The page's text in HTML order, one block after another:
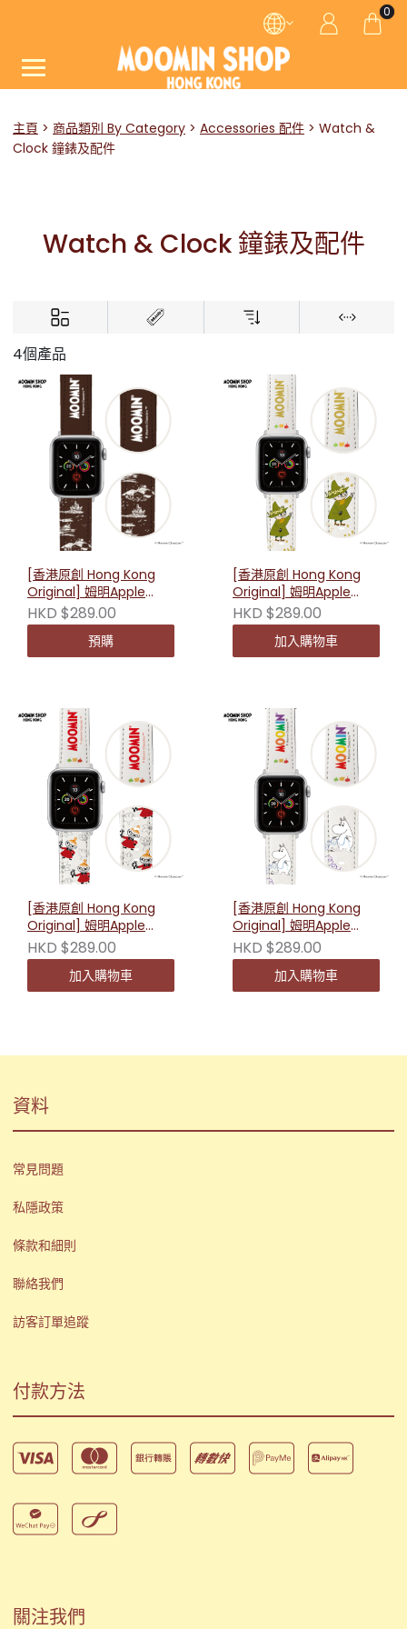
0
主頁 商品類別 By Category Accessories 配件
Watch &
Clock 鐘錶及配件
Watch & Clock 鐘錶及配件
4個產品
[香港原創 Hong Kong
Original] 姆明Apple
Watch替換錶帶- 棕色
HKD $289.00
預購
[香港原創 Hong Kong
Original] 姆明Apple
Watch替換錶帶-史力奇
星星
HKD $289.00
加入購物車
[香港原創 Hong Kong
Original] 姆明Apple
Watch替換錶帶- 小美款
HKD $289.00
加入購物車
[香港原創 Hong Kong
Original] 姆明Apple
Watch替換錶帶-姆明彩
虹
HKD $289.00
加入購物車
資料
常見問題
私隱政策
條款和細則
聯絡我們
訪客訂單追蹤
付款方法
關注我們